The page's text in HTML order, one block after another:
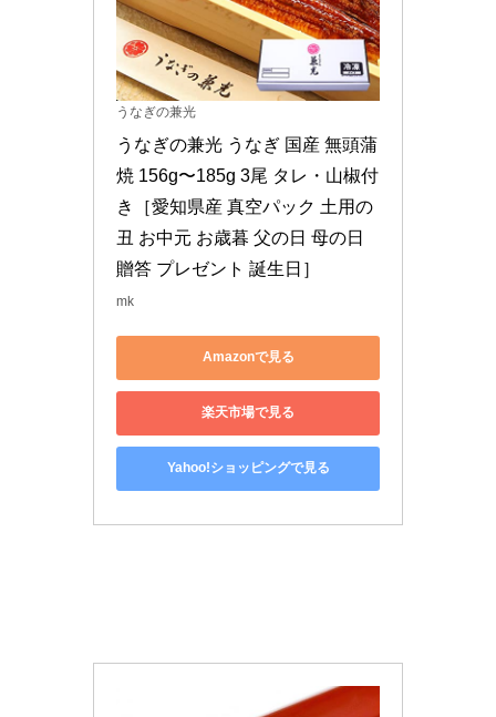
うなぎの兼光
うなぎの兼光 うなぎ 国産 無頭蒲
焼 156g〜185g 3尾 タレ・山椒付
き［愛知県産 真空パック 土用の
丑 お中元 お歳暮 父の日 母の日
贈答 プレゼント 誕生日］
mk
Amazonで見る
楽天市場で見る
Yahoo!ショッピングで見る